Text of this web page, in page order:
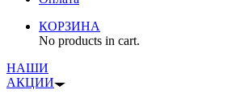
КОРЗИНА
No products in cart.
НАШИ
АКЦИИ